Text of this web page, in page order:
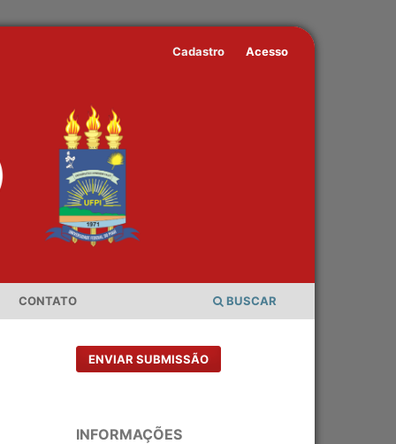
CONTATO BUSCAR
Cadastro Acesso
ENVIAR SUBMISSÃO
INFORMAÇÕES